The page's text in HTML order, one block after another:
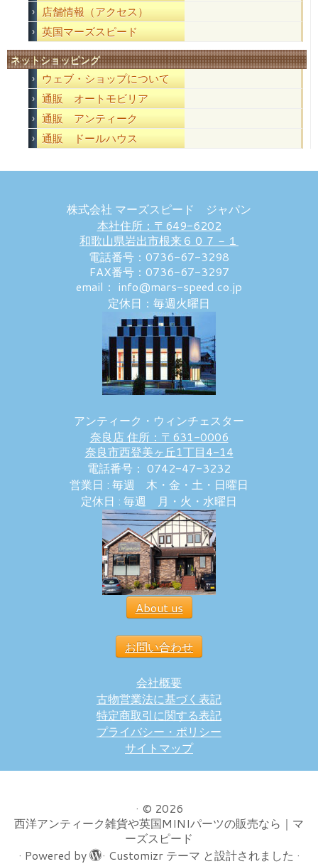
店舗情報（アクセス）
英国マーズスピード
ネットショッピング
ウェブ・ショップについて
通販 オートモビリア
通販 アンティーク
通販 ドールハウス
株式会社 マーズスピード ジャパン
本社住所：〒649-6202
和歌山県岩出市根来６０７－１
電話番号：0736-67-3298
FAX番号：0736-67-3297
email： info@mars-speed.co.jp
定休日：毎週火曜日
アンティーク・ウィンチェスター
奈良店 住所：〒631-0006
奈良市西登美ヶ丘1丁目4-14
電話番号： 0742-47-3232
営業日 : 毎週 木・金・土・日曜日
定休日 : 毎週 月・火・水曜日
About us
お問い合わせ
会社概要
古物営業法に基づく表記
特定商取引に関する表記
プライバシー・ポリシー
サイトマップ
· © 2026
西洋アンティーク雑貨や英国MINIパーツの販売なら｜マ
ーズスピード
· Powered by · Customizr テーマ と設計されました ·